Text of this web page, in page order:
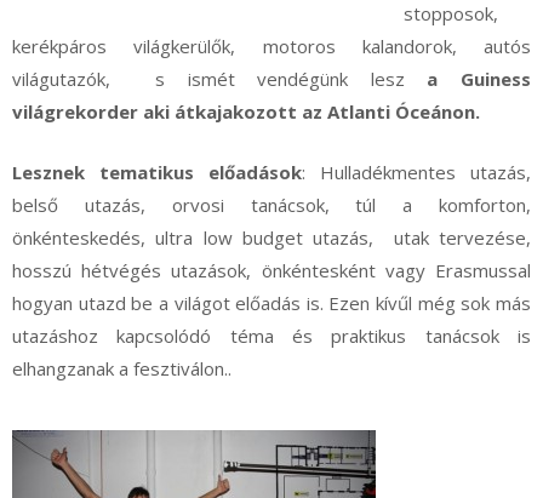
stopposok,
kerékpáros világkerülők, motoros kalandorok, autós
világutazók, s ismét vendégünk lesz a Guiness
világrekorder aki átkajakozott az Atlanti Óceánon.
Lesznek tematikus előadások: Hulladékmentes utazás,
belső utazás, orvosi tanácsok, túl a komforton,
önkénteskedés, ultra low budget utazás, utak tervezése,
hosszú hétvégés utazások, önkéntesként vagy Erasmussal
hogyan utazd be a világot előadás is. Ezen kívűl még sok más
utazáshoz kapcsolódó téma és praktikus tanácsok is
elhangzanak a fesztiválon..